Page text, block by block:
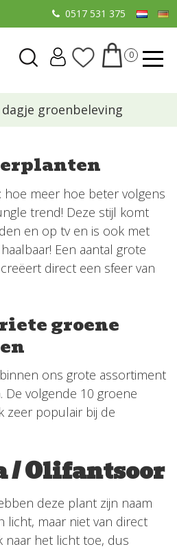
0517 531 375
groenbeleving
hoe meer hoe beter volgens
trend! Deze stijl komt
en op tv en is ook met
Een aantal grote
direct een sfeer van
groene
ons grote assortiment
De volgende 10 groene
zeer populair bij de
/ Olifantsoor
deze plant zijn naam
licht, maar niet van direct
naar het licht toe, dus